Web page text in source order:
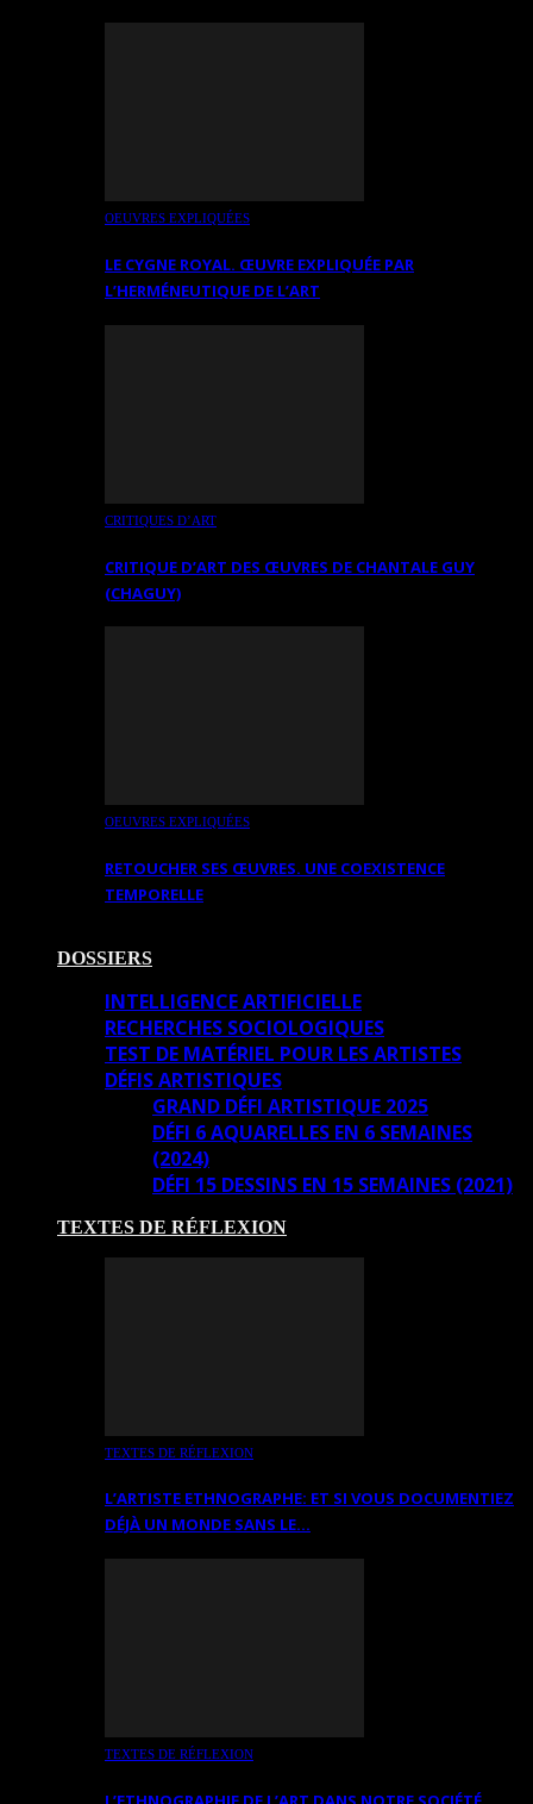
OEUVRES EXPLIQUÉES
LE CYGNE ROYAL. ŒUVRE EXPLIQUÉE PAR
L’HERMÉNEUTIQUE DE L’ART
CRITIQUES D’ART
CRITIQUE D’ART DES ŒUVRES DE CHANTALE GUY
(CHAGUY)
OEUVRES EXPLIQUÉES
RETOUCHER SES ŒUVRES. UNE COEXISTENCE
TEMPORELLE
DOSSIERS
INTELLIGENCE ARTIFICIELLE
RECHERCHES SOCIOLOGIQUES
TEST DE MATÉRIEL POUR LES ARTISTES
DÉFIS ARTISTIQUES
GRAND DÉFI ARTISTIQUE 2025
DÉFI 6 AQUARELLES EN 6 SEMAINES
(2024)
DÉFI 15 DESSINS EN 15 SEMAINES (2021)
TEXTES DE RÉFLEXION
TEXTES DE RÉFLEXION
L’ARTISTE ETHNOGRAPHE: ET SI VOUS DOCUMENTIEZ
DÉJÀ UN MONDE SANS LE…
TEXTES DE RÉFLEXION